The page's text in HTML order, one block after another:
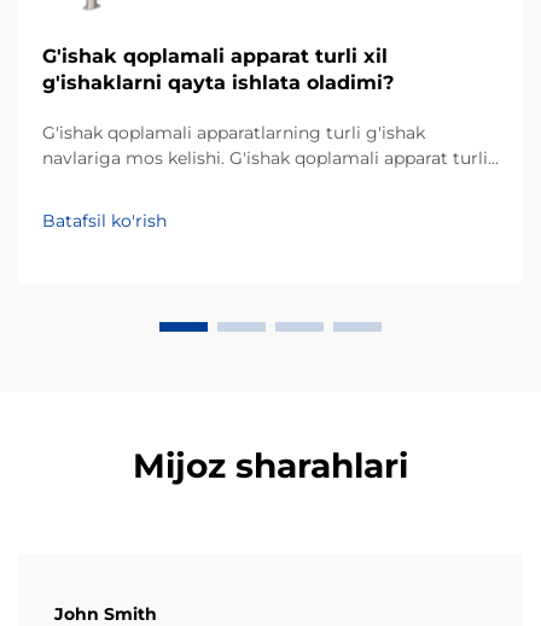
G'ishak qoplamali apparat turli xil
g'ishaklarni qayta ishlata oladimi?
G'ishak qoplamali apparatlarning turli g'ishak
navlariga mos kelishi. G'ishak qoplamali apparat turli
ishlab chiqaruvchilari tomonidan g'ishak qayta
ishlash jarayonini yangilash yoki avtomatlashtirishni
Batafsil ko'rish
Mijoz sharahlari
John Smith